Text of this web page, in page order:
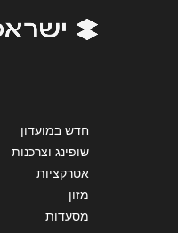
חדש במועדון
שופינג וצרכנות
אטרקציות
מזון
מסעדות